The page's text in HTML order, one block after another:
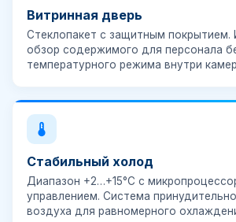
Витринная дверь
Стеклопакет с защитным покрытием.
обзор содержимого для персонала
температурного режима внутри
Стабильный холод
Диапазон +2…+15°C с
управлением. Система
воздуха для равномерного